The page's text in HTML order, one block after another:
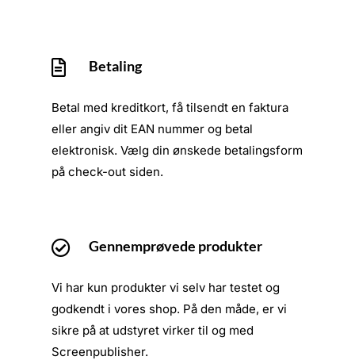
 Betaling
Betal med kreditkort, få tilsendt en faktura
eller angiv dit EAN nummer og betal
elektronisk. Vælg din ønskede betalingsform
på check-out siden.
 Gennemprøvede produkter
Vi har kun produkter vi selv har testet og
godkendt i vores shop. På den måde, er vi
sikre på at udstyret virker til og med
Screenpublisher.